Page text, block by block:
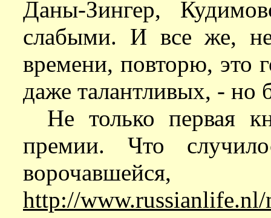
Даны-Зингер,
слабыми. И все же,
времени, повторю, это
даже талантливых, - но
Не только первая
премии. Что
http://